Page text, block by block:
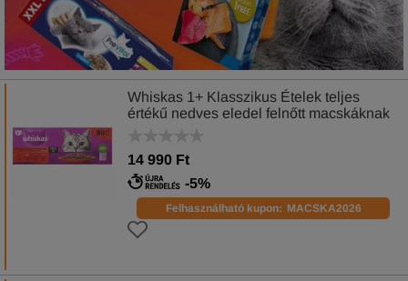
Whiskas 1+ Klasszikus Ételek teljes
értékű nedves eledel felnőtt macskáknak
14 990 Ft
-5%
Felhasználható kupon: MACSKA2026